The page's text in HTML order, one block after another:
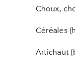
Choux,
Céréales
Artichaut